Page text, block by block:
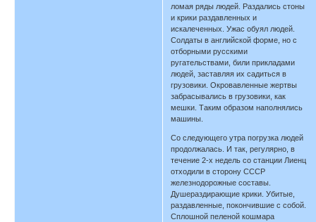
ломая ряды людей. Раздались стоны
и крики раздавленных и
искалеченных. Ужас обуял людей.
Солдаты в английской форме, но с
отборными русскими
ругательствами, били прикладами
людей, заставляя их садиться в
грузовики. Окровавленные жертвы
забрасывались в грузовики, как
мешки. Таким образом наполнялись
машины.
Со следующего утра погрузка людей
продолжалась. И так, регулярно, в
течение 2-х недель со станции Лиенц
отходили в сторону СССР
железнодорожные составы.
Душераздирающие крики. Убитые,
раздавленные, покончившие с собой.
Сплошной пеленой кошмара